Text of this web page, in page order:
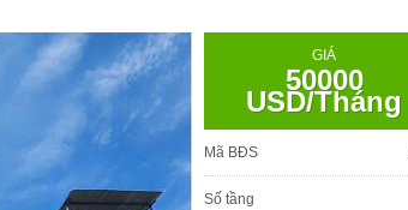
GIÁ
50000
USD/Tháng
Mã BĐS
Số tầng